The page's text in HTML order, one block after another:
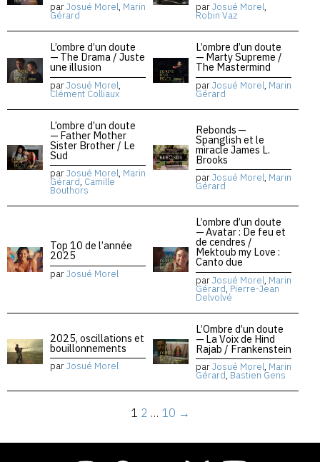
parJosué Morel, Marin
Gérard
parJosué Morel,
Robin Vaz
L’ombre d’un doute
— The Drama / Juste
une illusion
parJosué Morel,
Clément Colliaux
L’ombre d’un doute
— Marty Supreme /
The Mastermind
parJosué Morel, Marin
Gérard
L’ombre d’un doute
— Father Mother
Sister Brother / Le
Sud
parJosué Morel, Marin
Gérard, Camille
Bouthors
Rebonds —
Spanglish et le
miracle James L.
Brooks
parJosué Morel, Marin
Gérard
Top 10 de l’année
2025
parJosué Morel
L’ombre d’un doute
— Avatar : De feu et
de cendres /
Mektoub my Love :
Canto due
parJosué Morel, Marin
Gérard, Pierre-Jean
Delvolvé
2025, oscillations et
bouillonnements
parJosué Morel
L’Ombre d’un doute
— La Voix de Hind
Rajab / Frankenstein
parJosué Morel, Marin
Gérard, Bastien Gens
1 2 … 10 →